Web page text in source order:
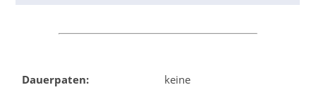
Dauerpaten: keine